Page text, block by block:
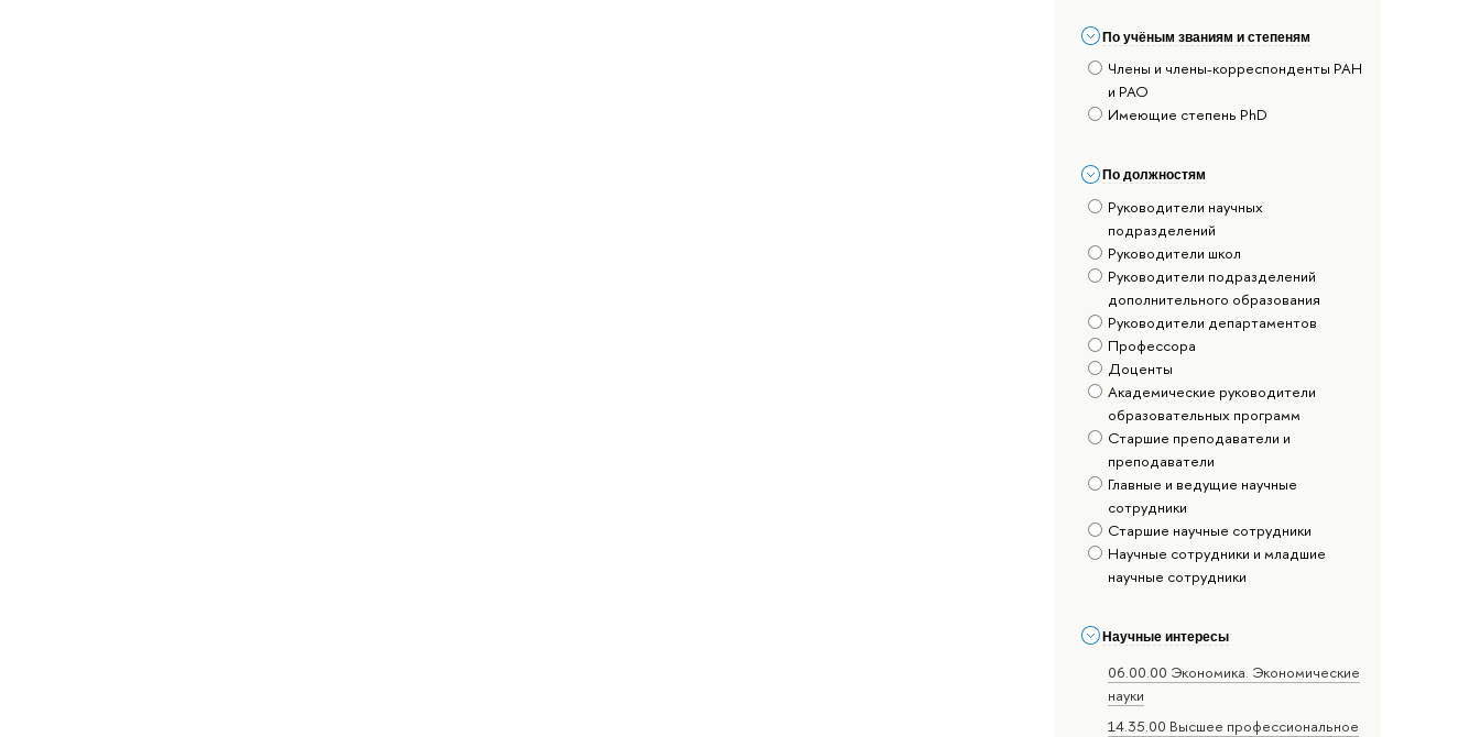
По учёным званиям и степеням
Члены и члены-корреспонденты РАН
и РАО
Имеющие степень PhD
По должностям
Руководители научных
подразделений
Руководители школ
Руководители подразделений
дополнительного образования
Руководители департаментов
Профессора
Доценты
Академические руководители
образовательных программ
Старшие преподаватели и
преподаватели
Главные и ведущие научные
сотрудники
Старшие научные сотрудники
Научные сотрудники и младшие
научные сотрудники
Научные интересы
06.00.00 Экономика. Экономические
науки
14.35.00 Высшее профессиональное